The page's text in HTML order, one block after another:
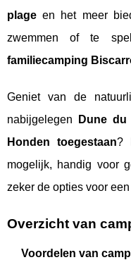
plage en het meer
zwemmen of te
familiecamping
Geniet van de
nabijgelegen
Dune du
Honden toegestaan?
mogelijk, handig voor
zeker de opties voor
Overzicht van
Voordelen van